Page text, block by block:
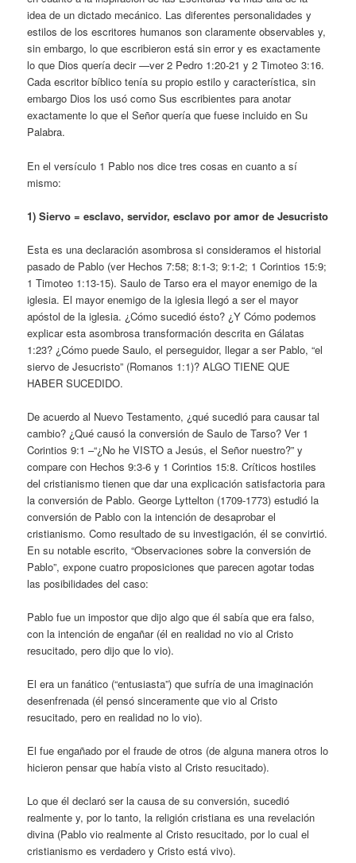
idea de un dictado mecánico. Las diferentes personalidades y
estilos de los escritores humanos son claramente observables y,
sin embargo, lo que escribieron está sin error y es exactamente
lo que Dios quería decir —ver 2 Pedro 1:20-21 y 2 Timoteo 3:16.
Cada escritor bíblico tenía su propio estilo y característica, sin
embargo Dios los usó como Sus escribientes para anotar
exactamente lo que el Señor quería que fuese incluido en Su
Palabra.
En el versículo 1 Pablo nos dice tres cosas en cuanto a sí
mismo:
1) Siervo = esclavo, servidor, esclavo por amor de Jesucristo
Esta es una declaración asombrosa si consideramos el historial
pasado de Pablo (ver Hechos 7:58; 8:1-3; 9:1-2; 1 Corintios 15:9;
1 Timoteo 1:13-15). Saulo de Tarso era el mayor enemigo de la
iglesia. El mayor enemigo de la iglesia llegó a ser el mayor
apóstol de la iglesia. ¿Cómo sucedió ésto? ¿Y Cómo podemos
explicar esta asombrosa transformación descrita en Gálatas
1:23? ¿Cómo puede Saulo, el perseguidor, llegar a ser Pablo, “el
siervo de Jesucristo” (Romanos 1:1)? ALGO TIENE QUE
HABER SUCEDIDO.
De acuerdo al Nuevo Testamento, ¿qué sucedió para causar tal
cambio? ¿Qué causó la conversión de Saulo de Tarso? Ver 1
Corintios 9:1 –“¿No he VISTO a Jesús, el Señor nuestro?” y
compare con Hechos 9:3-6 y 1 Corintios 15:8. Críticos hostiles
del cristianismo tienen que dar una explicación satisfactoria para
la conversión de Pablo. George Lyttelton (1709-1773) estudió la
conversión de Pablo con la intención de desaprobar el
cristianismo. Como resultado de su investigación, él se convirtió.
En su notable escrito, “Observaciones sobre la conversión de
Pablo”, expone cuatro proposiciones que parecen agotar todas
las posibilidades del caso:
Pablo fue un impostor que dijo algo que él sabía que era falso,
con la intención de engañar (él en realidad no vio al Cristo
resucitado, pero dijo que lo vio).
El era un fanático (“entusiasta”) que sufría de una imaginación
desenfrenada (él pensó sinceramente que vio al Cristo
resucitado, pero en realidad no lo vio).
El fue engañado por el fraude de otros (de alguna manera otros lo
hicieron pensar que había visto al Cristo resucitado).
Lo que él declaró ser la causa de su conversión, sucedió
realmente y, por lo tanto, la religión cristiana es una revelación
divina (Pablo vio realmente al Cristo resucitado, por lo cual el
cristianismo es verdadero y Cristo está vivo).